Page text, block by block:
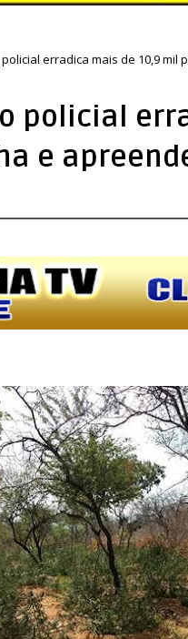
erradica mais de 10,9
policial
e